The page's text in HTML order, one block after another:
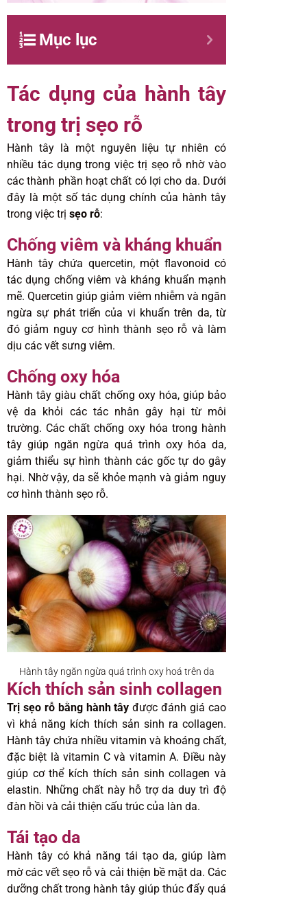
Mục lục
Tác dụng của hành tây
trong trị sẹo rỗ
Hành tây là một nguyên liệu tự nhiên có
nhiều tác dụng trong việc trị sẹo rỗ nhờ vào
các thành phần hoạt chất có lợi cho da. Dưới
đây là một số tác dụng chính của hành tây
trong việc trị sẹo rỗ:
Chống viêm và kháng khuẩn
Hành tây chứa quercetin, một flavonoid có
tác dụng chống viêm và kháng khuẩn mạnh
mẽ. Quercetin giúp giảm viêm nhiễm và ngăn
ngừa sự phát triển của vi khuẩn trên da, từ
đó giảm nguy cơ hình thành sẹo rỗ và làm
dịu các vết sưng viêm.
Chống oxy hóa
Hành tây giàu chất chống oxy hóa, giúp bảo
vệ da khỏi các tác nhân gây hại từ môi
trường. Các chất chống oxy hóa trong hành
tây giúp ngăn ngừa quá trình oxy hóa da,
giảm thiểu sự hình thành các gốc tự do gây
hại. Nhờ vậy, da sẽ khỏe mạnh và giảm nguy
cơ hình thành sẹo rỗ.
Hành tây ngăn ngừa quá trình oxy hoá trên da
Kích thích sản sinh collagen
Trị sẹo rỗ bằng hành tây được đánh giá cao
vì khả năng kích thích sản sinh ra collagen.
Hành tây chứa nhiều vitamin và khoáng chất,
đặc biệt là vitamin C và vitamin A. Điều này
giúp cơ thể kích thích sản sinh collagen và
elastin. Những chất này hỗ trợ da duy trì độ
đàn hồi và cải thiện cấu trúc của làn da.
Tái tạo da
Hành tây có khả năng tái tạo da, giúp làm
mờ các vết sẹo rỗ và cải thiện bề mặt da. Các
dưỡng chất trong hành tây giúp thúc đẩy quá